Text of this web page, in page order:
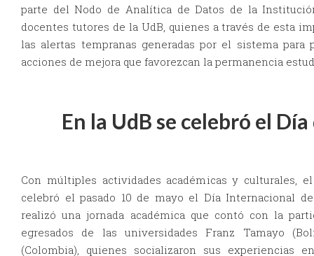
parte del Nodo de Analítica de Datos de la
docentes tutores de la UdB, quienes a través de esta
las alertas tempranas generadas por el sistema
acciones de mejora que favorezcan la permanencia
En la UdB se celebró el
Con múltiples actividades académicas y culturales,
celebró el pasado 10 de mayo el Día Internacional
realizó una jornada académica que contó con la
egresados de las universidades Franz Tamayo
(Colombia), quienes socializaron sus experiencias